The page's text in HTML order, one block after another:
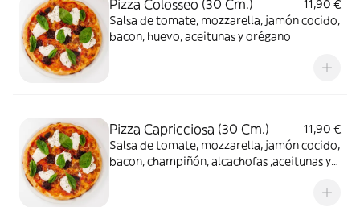
Pizza Colosseo (30 Cm.)
11,90 €
Salsa de tomate, mozzarella, jamón cocido,
bacon, huevo, aceitunas y orégano
Pizza Capricciosa (30 Cm.)
11,90 €
Salsa de tomate, mozzarella, jamón cocido,
bacon, champiñón, alcachofas ,aceitunas y